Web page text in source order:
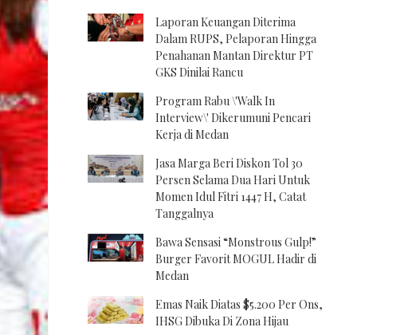
Laporan Keuangan Diterima
Dalam RUPS, Pelaporan Hingga
Penahanan Mantan Direktur PT
GKS Dinilai Rancu
Program Rabu \'Walk In
Interview\' Dikerumuni Pencari
Kerja di Medan
Jasa Marga Beri Diskon Tol 30
Persen Selama Dua Hari Untuk
Momen Idul Fitri 1447 H, Catat
Tanggalnya
Bawa Sensasi “Monstrous Gulp!”
Burger Favorit MOGUL Hadir di
Medan
Emas Naik Diatas $5.200 Per Ons,
IHSG Dibuka Di Zona Hijau